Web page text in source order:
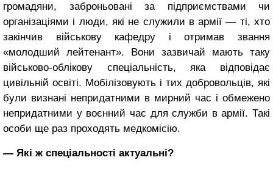
громадяни, заброньовані за підприємствами чи
організаціями і люди, які не служили в армії — ті, хто
закінчив військову кафедру і отримав звання
«молодший лейтенант». Вони зазвичай мають таку
військово-облікову спеціальність, яка відповідає
цивільній освіті. Мобілізовують і тих добровольців, які
були визнані непридатними в мирний час і обмежено
непридатними у воєнний час для служби в армії. Такі
особи ще раз проходять медкомісію.
— Які ж спеціальності актуальні?